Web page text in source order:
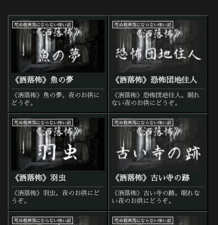
死ぬ程洒落にならない怖い話
《洒落怖》魚の夢
《洒落怖》魚の夢。夜のお供に
どうぞ。
死ぬ程洒落にならない怖い話
《洒落怖》恐怖団地住人
《洒落怖》恐怖団地住人。眠れ
ない夜のお供にどうぞ。
死ぬ程洒落にならない怖い話
《洒落怖》羽虫
《洒落怖》羽虫。夜のお供にど
うぞ。
死ぬ程洒落にならない怖い話
《洒落怖》古い寺の跡
《洒落怖》古い寺の跡。眠れな
い夜のお供にどうぞ。
死ぬ程洒落にならない怖い話 死ぬ程洒落にならない怖い話